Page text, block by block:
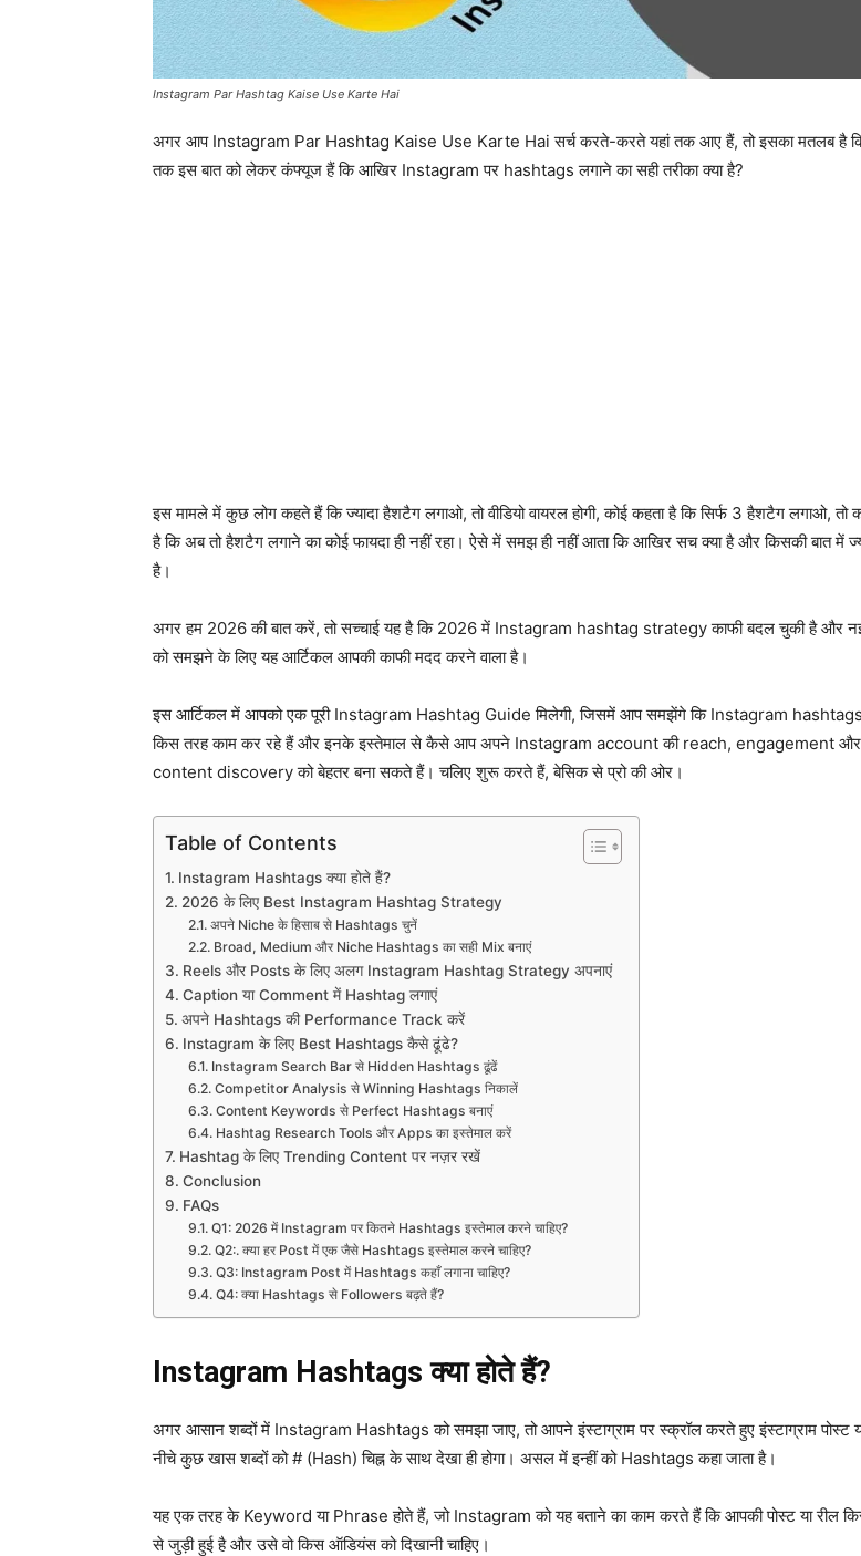
Instagram Par Hashtag Kaise Use Karte Hai
अगर आप Instagram Par Hashtag Kaise Use Karte Hai सर्च करते-करते यहां तक आए हैं, तो इसका मतलब है
तक इस बात को लेकर कंफ्यूज हैं कि आखिर Instagram पर hashtags लगाने का सही तरीका क्या है?
इस मामले में कुछ लोग कहते हैं कि ज्यादा हैशटैग लगाओ, तो वीडियो वायरल होगी, कोई कहता है कि सिर्फ 3 हैशटैग लगाओ, तो
है कि अब तो हैशटैग लगाने का कोई फायदा ही नहीं रहा। ऐसे में समझ ही नहीं आता कि आखिर सच क्या है और किसकी बात में
है।
अगर हम 2026 की बात करें, तो सच्चाई यह है कि 2026 में Instagram hashtag strategy काफी बदल चुकी है और
को समझने के लिए यह आर्टिकल आपकी काफी मदद करने वाला है।
इस आर्टिकल में आपको एक पूरी Instagram Hashtag Guide मिलेगी, जिसमें आप समझेंगे कि Instagram
किस तरह काम कर रहे हैं और इनके इस्तेमाल से कैसे आप अपने Instagram account की reach, engagement और
content discovery को बेहतर बना सकते हैं। चलिए शुरू करते हैं, बेसिक से प्रो की ओर।
Table of Contents
Instagram Hashtags क्या होते हैं?
2026 के लिए Best Instagram Hashtag Strategy
अपने Niche के हिसाब से Hashtags चुनें
Broad, Medium और Niche Hashtags का सही Mix बनाएं
Reels और Posts के लिए अलग Instagram Hashtag Strategy अपनाएं
Caption या Comment में Hashtag लगाएं
अपने Hashtags की Performance Track करें
Instagram के लिए Best Hashtags कैसे ढूंढे?
Instagram Search Bar से Hidden Hashtags ढूंढें
Competitor Analysis से Winning Hashtags निकालें
Content Keywords से Perfect Hashtags बनाएं
Hashtag Research Tools और Apps का इस्तेमाल करें
Hashtag के लिए Trending Content पर नज़र रखें
Conclusion
FAQs
Q1: 2026 में Instagram पर कितने Hashtags इस्तेमाल करने चाहिए?
Q2:. क्या हर Post में एक जैसे Hashtags इस्तेमाल करने चाहिए?
Q3: Instagram Post में Hashtags कहाँ लगाना चाहिए?
Q4: क्या Hashtags से Followers बढ़ते हैं?
Instagram Hashtags क्या होते हैं?
अगर आसान शब्दों में Instagram Hashtags को समझा जाए, तो आपने इंस्टाग्राम पर स्क्रॉल करते हुए इंस्टाग्राम पोस्ट
नीचे कुछ खास शब्दों को # (Hash) चिह्न के साथ देखा ही होगा। असल में इन्हीं को Hashtags कहा जाता है।
यह एक तरह के Keyword या Phrase होते हैं, जो Instagram को यह बताने का काम करते हैं कि आपकी पोस्ट या रील
से जुड़ी हुई है और उसे वो किस ऑडियंस को दिखानी चाहिए।